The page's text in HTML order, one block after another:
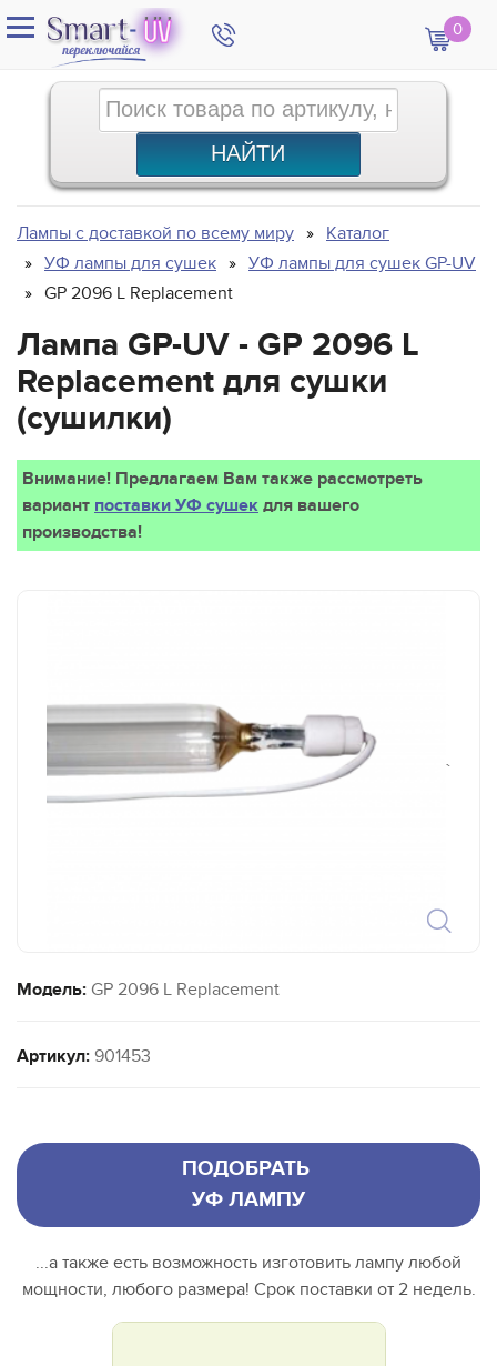
0
Лампы с доставкой по всему миру
Каталог
УФ лампы для сушек
УФ лампы для сушек GP-UV
GP 2096 L Replacement
Лампа GP-UV - GP 2096 L
Replacement для сушки
(сушилки)
Внимание! Предлагаем Вам также рассмотреть
вариант поставки УФ сушек для вашего
производства!
`
Модель: GP 2096 L Replacement
Артикул: 901453
ПОДОБРАТЬ
УФ ЛАМПУ
...а также есть возможность изготовить лампу любой
мощности, любого размера! Срок поставки от 2 недель.